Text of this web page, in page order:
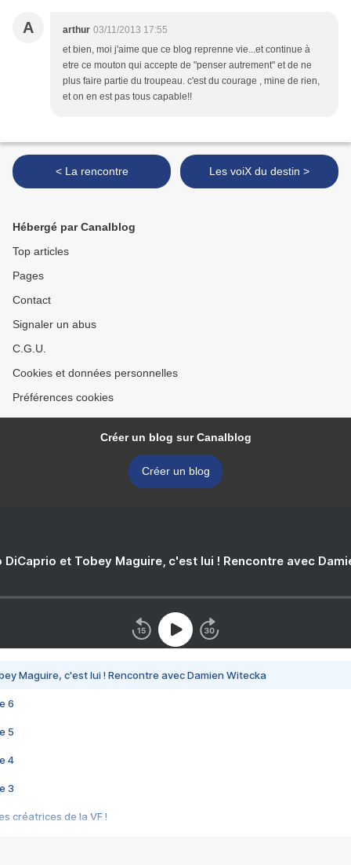
A arthur 03/11/2013 17:55
et bien, moi j'aime que ce blog reprenne vie...et continue à
etre ce mouton qui accepte de "penser autrement" et de ne
plus faire partie du troupeau. c'est du courage , mine de rien,
et on en est pas tous capable!!
< La rencontre Les voiX du destin >
Hébergé par Canalblog
Top articles
Pages
Contact
Signaler un abus
C.G.U.
Cookies et données personnelles
Préférences cookies
Créer un blog sur Canalblog
Créer un blog
DiCaprio et Tobey Maguire, c'est lui ! Rencontre avec
Maguire, c'est lui ! Rencontre avec Damien Witecka
6
5
4
3
créatrices de la VF !